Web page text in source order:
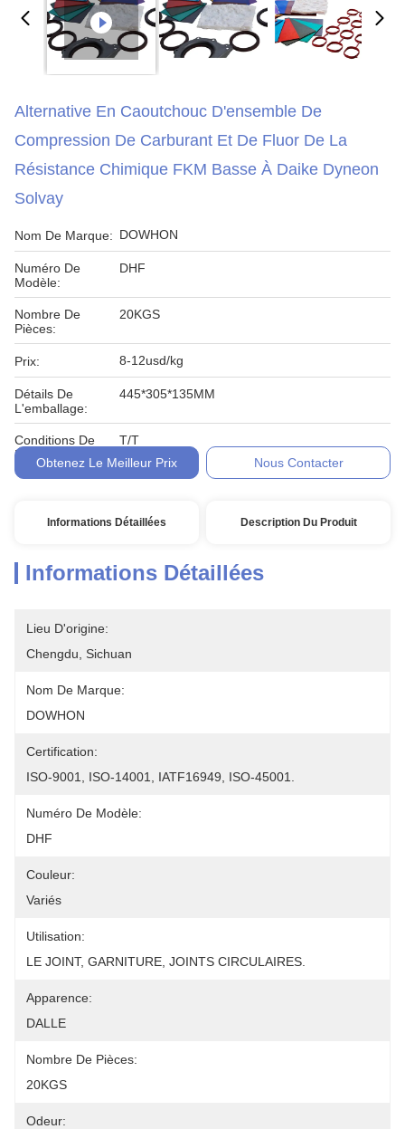
Alternative En Caoutchouc D'ensemble De
Compression De Carburant Et De Fluor De La
Résistance Chimique FKM Basse À Daike Dyneon
Solvay
Nom De Marque: DOWHON
Numéro De
Modèle:
DHF
Nombre De
Pièces:
20KGS
Prix: 8-12usd/kg
Détails De
L'emballage:
445*305*135MM
Conditions De
Paiement:
T/T
Obtenez Le Meilleur Prix
Nous Contacter
Informations Détaillées Description Du Produit
Informations Détaillées
Lieu D'origine:
Chengdu, Sichuan
Nom De Marque:
DOWHON
Certification:
ISO-9001, ISO-14001, IATF16949, ISO-45001.
Numéro De Modèle:
DHF
Couleur:
Variés
Utilisation:
LE JOINT, GARNITURE, JOINTS CIRCULAIRES.
Apparence:
DALLE
Nombre De Pièces:
20KGS
Odeur: